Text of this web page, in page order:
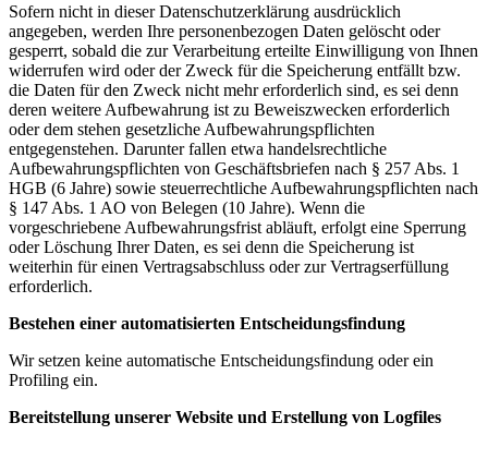
Sofern nicht in dieser Datenschutzerklärung ausdrücklich
angegeben, werden Ihre personenbezogen Daten gelöscht oder
gesperrt, sobald die zur Verarbeitung erteilte Einwilligung von Ihnen
widerrufen wird oder der Zweck für die Speicherung entfällt bzw.
die Daten für den Zweck nicht mehr erforderlich sind, es sei denn
deren weitere Aufbewahrung ist zu Beweiszwecken erforderlich
oder dem stehen gesetzliche Aufbewahrungspflichten
entgegenstehen. Darunter fallen etwa handelsrechtliche
Aufbewahrungspflichten von Geschäftsbriefen nach § 257 Abs. 1
HGB (6 Jahre) sowie steuerrechtliche Aufbewahrungspflichten nach
§ 147 Abs. 1 AO von Belegen (10 Jahre). Wenn die
vorgeschriebene Aufbewahrungsfrist abläuft, erfolgt eine Sperrung
oder Löschung Ihrer Daten, es sei denn die Speicherung ist
weiterhin für einen Vertragsabschluss oder zur Vertragserfüllung
erforderlich.
Bestehen einer automatisierten Entscheidungsfindung
Wir setzen keine automatische Entscheidungsfindung oder ein
Profiling ein.
Bereitstellung unserer Website und Erstellung von Logfiles